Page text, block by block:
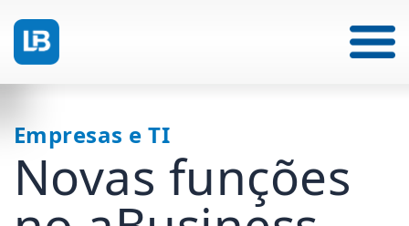
Empresas e TI
Novas funções